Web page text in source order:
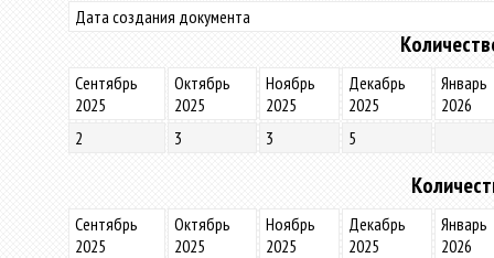
Дата создания документа
Сентябрь
2025
Октябрь
2025
Ноябрь
2025
Декабрь
2025
Январь
2026
2
3 3 5
Сентябрь
2025
Октябрь
2025
Ноябрь
2025
Декабрь
2025
Январь
2026